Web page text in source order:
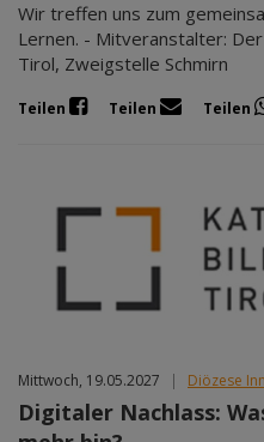
Wir treffen uns zum
Lernen. - Mitveranstalter:
Tirol, Zweigstelle Schmirn
Teilen Teilen Teilen
Mittwoch, 19.05.2027 | Diözese
Digitaler Nachlass: